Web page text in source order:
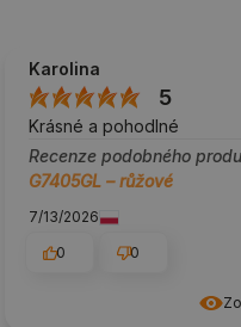
Karolina
5
Krásné a pohodlné
Recenze podobného
G7405GL – růžové
7/13/2026
0
0